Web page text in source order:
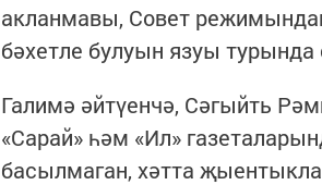
акланмавы, Совет
бәхетле булуын язуы турында
Галимә әйтүенчә, Сәгыйть
«Сарай» һәм «Ил»
басылмаган, хәтта